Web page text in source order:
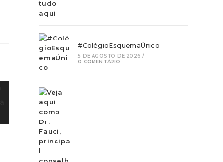
#ColégioEsquemaÚnico
5 DE AGOSTO DE 2026 /
0 COMENTÁRIO